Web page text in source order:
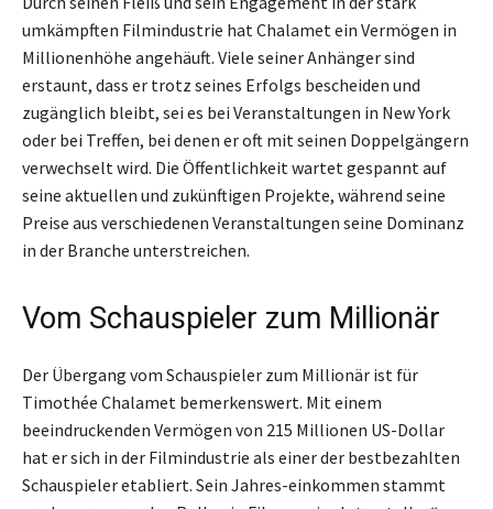
umkämpften Filmindustrie hat Chalamet ein Vermögen in
Millionenhöhe angehäuft. Viele seiner Anhänger sind
erstaunt, dass er trotz seines Erfolgs bescheiden und
zugänglich bleibt, sei es bei Veranstaltungen in New York
oder bei Treffen, bei denen er oft mit seinen Doppelgängern
verwechselt wird. Die Öffentlichkeit wartet gespannt auf
seine aktuellen und zukünftigen Projekte, während seine
Preise aus verschiedenen Veranstaltungen seine Dominanz
in der Branche unterstreichen.
Vom Schauspieler zum Millionär
Der Übergang vom Schauspieler zum Millionär ist für
Timothée Chalamet bemerkenswert. Mit einem
beeindruckenden Vermögen von 215 Millionen US-Dollar
hat er sich in der Filmindustrie als einer der bestbezahlten
Schauspieler etabliert. Sein Jahres-einkommen stammt